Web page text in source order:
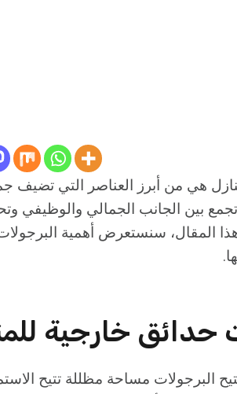
هي من أبرز العناصر التي تضيف
بين الجانب الجمالي والوظيفي
المقال، سنستعرض أهمية البرجولات،
حدائق خارجية
البرجولات مساحة مظللة تتيح